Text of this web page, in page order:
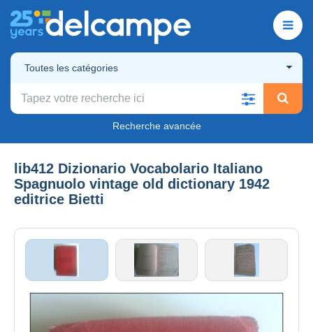
Toutes les catégories
Recherche avancée
lib412 Dizionario Vocabolario Italiano
Spagnuolo vintage old dictionary 1942
editrice Bietti